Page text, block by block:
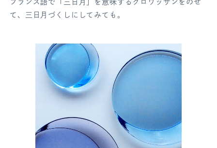
フランス語で「三日月」を意味するクロワッサンをのせ
て、三日月づくしにしてみても。